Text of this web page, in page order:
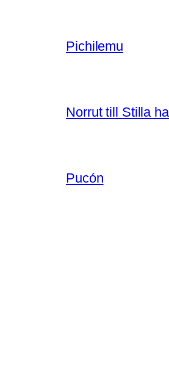
Pichilemu
Norrut till Stilla
Pucón